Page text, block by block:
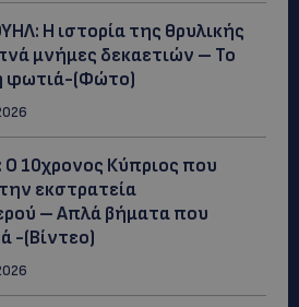
Η ιστορία της θρυλικής
μνήμες δεκαετιών – Το
φωτιά-(Φώτο)
10χρονος Κύπριος που
εκστρατεία
– Απλά βήματα που
-(Βίντεο)